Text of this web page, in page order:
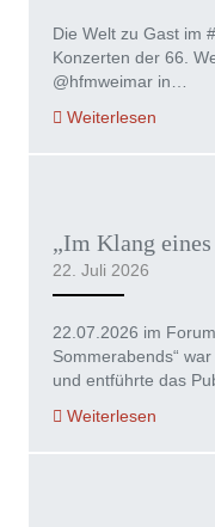
Die Welt zu Gast im
Konzerten der 66.
@hfmweimar in…
Weiterlesen
„Im Klang
22. Juli 2026
22.07.2026 im
Sommerabends“
und entführte das
Weiterlesen